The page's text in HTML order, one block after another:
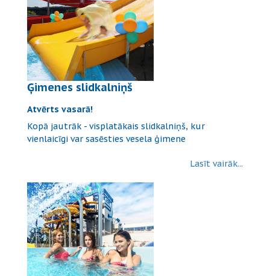
Ģimenes slidkalniņš
Atvērts vasarā!
Kopā jautrāk - visplatākais slidkalniņš, kur
vienlaicīgi var sasēsties vesela ģimene
Lasīt vairāk...